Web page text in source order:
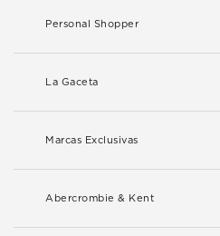
Personal Shopper
La Gaceta
Marcas Exclusivas
Abercrombie & Kent